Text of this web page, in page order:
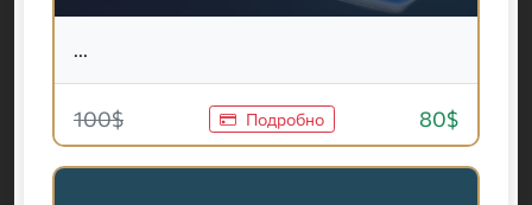
...
100$ Подробно 80$